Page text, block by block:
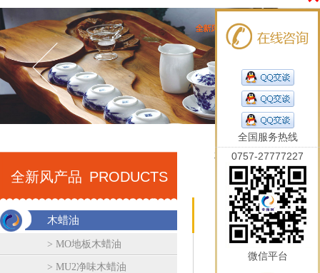
全新风产品 PRODUCTS
木蜡油
> MO地板木蜡油
> MU2净味木蜡油
您当前的位置是：首页
WOOD WAX木蜡
点击图片了解更
全国服务热线
0757-27777227
微信平台